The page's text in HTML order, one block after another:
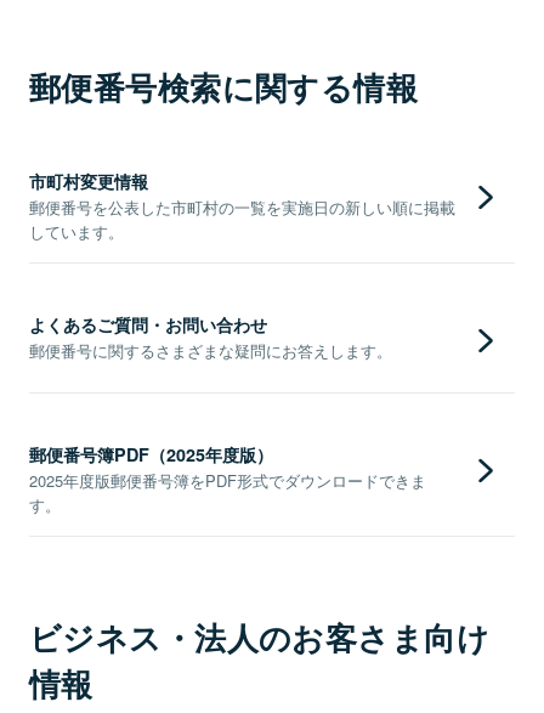
郵便番号検索に関する情報
市町村変更情報
郵便番号を公表した市町村の一覧を実施日の新しい順に掲載
しています。
よくあるご質問・お問い合わせ
郵便番号に関するさまざまな疑問にお答えします。
郵便番号簿PDF（2025年度版）
2025年度版郵便番号簿をPDF形式でダウンロードできま
す。
ビジネス・法人のお客さま向け
情報